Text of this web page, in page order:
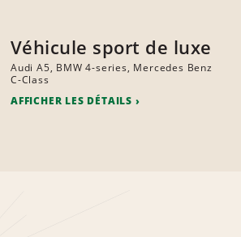
Véhicule sport de luxe
Audi A5, BMW 4-series, Mercedes Benz
C-Class
AFFICHER LES DÉTAILS